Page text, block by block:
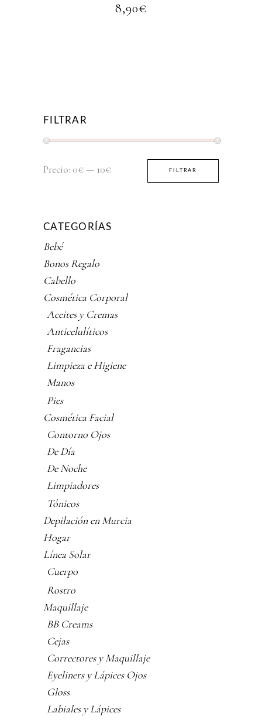
8,90€
FILTRAR
Precio
Precio
FILTRAR
Precio: 0€— 10€
CATEGORÍAS
Bebé
Bonos Regalo
Cabello
Cosmética Corporal
Aceites y Cremas
Anticelulíticos
Fragancias
Limpieza e Higiene
Manos
Pies
Cosmética Facial
Contorno Ojos
De Día
De Noche
Limpiadores
Tónicos
Depilación en Murcia
Hogar
Línea Solar
Cuerpo
Rostro
Maquillaje
BB Creams
Cejas
Correctores y Maquillaje
Eyeliners y Lápices Ojos
Gloss
Labiales y Lápices